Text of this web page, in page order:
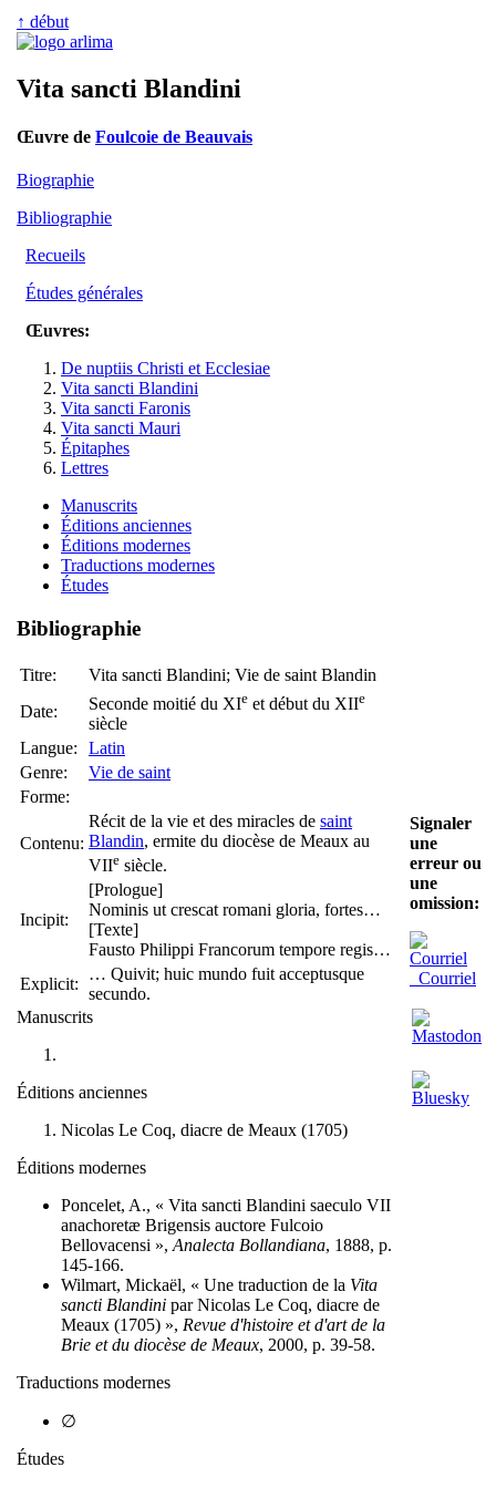
↑ début
Vita sancti Blandini
Œuvre de Foulcoie de Beauvais
Biographie
Bibliographie
Recueils
Études générales
Œuvres:
De nuptiis Christi et Ecclesiae
Vita sancti Blandini
Vita sancti Faronis
Vita sancti Mauri
Épitaphes
Lettres
Manuscrits
Éditions anciennes
Éditions modernes
Traductions modernes
Études
Bibliographie
Titre:
Vita sancti Blandini; Vie de saint Blandin
Date:
Seconde moitié du XIe et début du XIIe
siècle
Langue:
Latin
Genre:
Vie de saint
Forme:
Contenu:
Récit de la vie et des miracles de saint
Blandin, ermite du diocèse de Meaux au
VIIe siècle.
Incipit:
[Prologue]
Nominis ut crescat romani gloria, fortes…
[Texte]
Fausto Philippi Francorum tempore regis…
Explicit:
… Quivit; huic mundo fuit acceptusque
secundo.
Manuscrits
Éditions anciennes
Nicolas Le Coq, diacre de Meaux (1705)
Éditions modernes
Poncelet, A., « Vita sancti Blandini saeculo VII
anachoretæ Brigensis auctore Fulcoio
Bellovacensi », Analecta Bollandiana, 1888, p.
145-166.
Wilmart, Mickaël, « Une traduction de la Vita
sancti Blandini par Nicolas Le Coq, diacre de
Meaux (1705) », Revue d'histoire et d'art de la
Brie et du diocèse de Meaux, 2000, p. 39-58.
Traductions modernes
∅
Études
Signaler
une
erreur ou
une
omission:
Courriel